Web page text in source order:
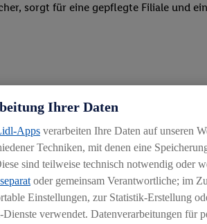
sorgt für eine gepflegte Filiale und
in einer ähnlich
zu begeistern und zu motivieren
Ihrer Daten
Apps verarbeiten Ihre Daten auf unseren
Techniken, mit denen eine
sind teilweise technisch notwendig oder
oder gemeinsam Verantwortliche; im
Einstellungen, zur Statistik-Erstellung
verwendet. Datenverarbeitungen für